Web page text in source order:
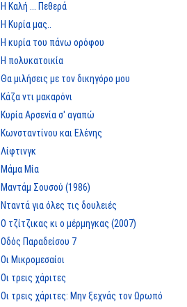
Η Καλή ... Πεθερά
Η Κυρία μας..
Η κυρία του πάνω ορόφου
Η πολυκατοικία
Θα μιλήσεις με τον δικηγόρο μου
Κάζα ντι μακαρόνι
Κυρία Αρσενία σ' αγαπώ
Κωνσταντίνου και Ελένης
Λίφτινγκ
Μάμα Μία
Μαντάμ Σουσού (1986)
Νταντά για όλες τις δουλειές
Ο τζίτζικας κι ο μέρμηγκας (2007)
Οδός Παραδείσου 7
Οι Μικρομεσαίοι
Οι τρεις χάριτες
Οι τρεις χάριτες: Μην ξεχνάς τον Ωρωπό